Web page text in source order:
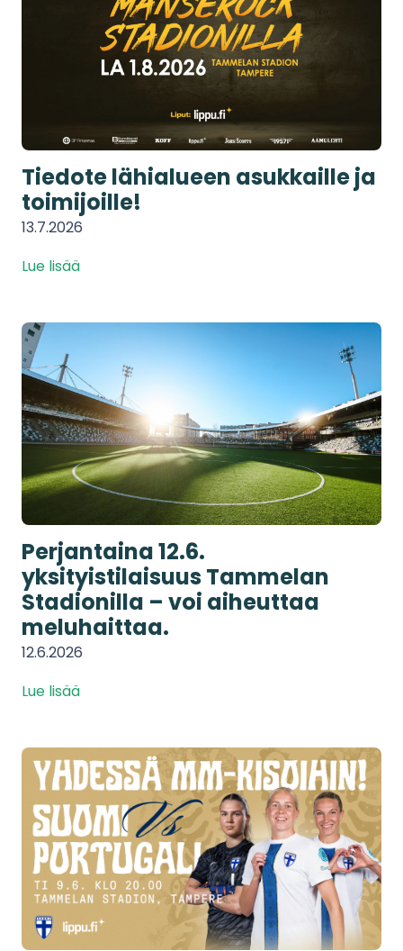
Tiedote lähialueen asukkaille ja
toimijoille!
13.7.2026
Lue lisää
Perjantaina 12.6.
yksityistilaisuus Tammelan
Stadionilla – voi aiheuttaa
meluhaittaa.
12.6.2026
Lue lisää